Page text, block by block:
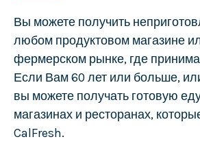
Вы можете получить
любом продуктовом магазине
фермерском рынке, где
Если Вам 60 лет или больше,
вы можете получать готовую
магазинах и ресторанах,
CalFresh.